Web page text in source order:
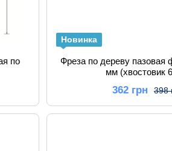
по
Новинка
Фреза по дереву пазовая
мм (хвостовик
398
362 грн